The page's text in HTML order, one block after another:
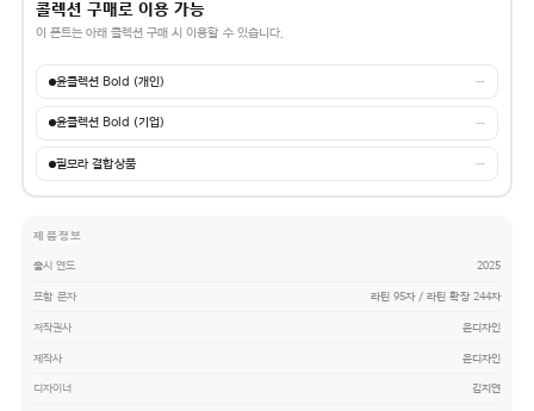
콜렉션 구매로 이용 가능
이 폰트는 아래 콜렉션 구매 시 이용할 수 있습니다.
윤콜렉션 Bold (개인) →
윤콜렉션 Bold (기업) →
필모라 결합상품 →
제품정보
출시 연도 2025
포함 문자 라틴 95자 / 라틴 확장 244자
저작권사 윤디자인
제작사 윤디자인
디자이너 김지연